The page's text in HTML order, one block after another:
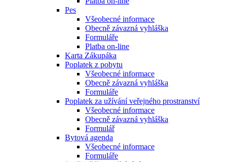
Pes
Všeobecné informace
Obecně závazná vyhláška
Formuláře
Platba on-line
Karta Zákupáka
Poplatek z pobytu
Všeobecné informace
Obecně závazná vyhláška
Formuláře
Poplatek za užívání veřejného prostranství
Všeobecné informace
Obecně závazná vyhláška
Formulář
Bytová agenda
Všeobecné informace
Formuláře